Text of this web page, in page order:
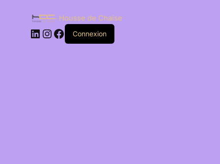
Housse de Chaise
Connexion